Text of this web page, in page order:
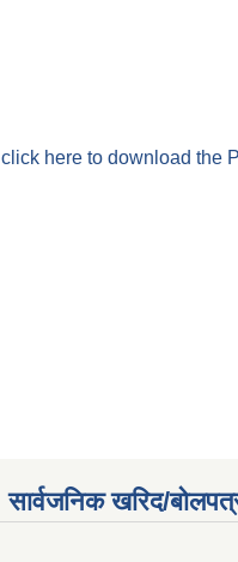
click here to download the
सार्वजनिक खरिद/